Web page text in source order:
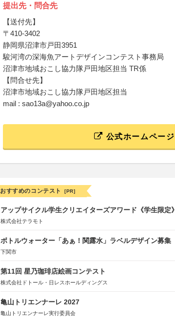
提出先・問合先
【送付先】
〒410-3402
静岡県沼津市戸田3951
駿河湾の深海魚アートデザインコンテスト事務局
沼津市地域おこし協力隊戸田地区担当 TR係
【問合せ先】
沼津市地域おこし協力隊戸田地区担当
mail : sao13a@yahoo.co.jp
公式ホームページ
おすすめのコンテスト [PR]
アップサイクル学生クリエイターズアワード《学生限定》
株式会社テラモト
ボトルウォーター「あぁ！関露水」ラベルデザイン募集
下関市
第11回 星乃珈琲店絵画コンテスト
株式会社ドトール・日レスホールディングス
亀山トリエンナーレ 2027
亀山トリエンナーレ実行委員会